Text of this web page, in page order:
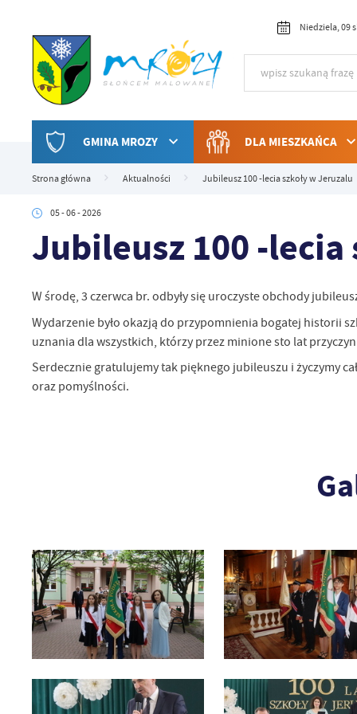
Niedziela, 09
GMINA MROZY DLA MIESZKAŃCA
Strona główna Aktualności Jubileusz 100 -lecia szkoły w Jeruzalu
05 - 06 - 2026
Jubileusz 100 -lecia
W środę, 3 czerwca br. odbyły się uroczyste obchody
Wydarzenie było okazją do przypomnienia bogatej historii
uznania dla wszystkich, którzy przez minione sto lat
Serdecznie gratulujemy tak pięknego jubileuszu i życzymy
oraz pomyślności.